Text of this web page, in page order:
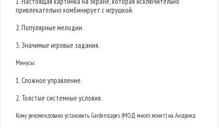
привлекательно комбинирует с игрушкой.
2. Популярные мелодии.
3. Значимые игровые задания.
Минусы:
1. Сложное управление.
2. Толстые системные условия.
Кому рекомендовано установить Gardenscapes (МОД много монет) на Андроид